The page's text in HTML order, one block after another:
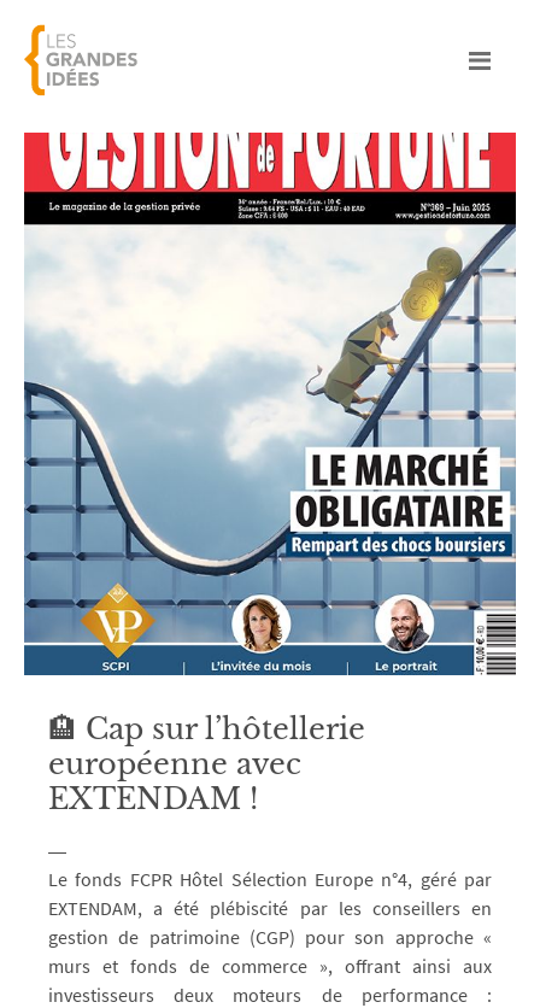
🏨 Cap sur l’hôtellerie
européenne avec
EXTENDAM !
Le fonds FCPR Hôtel Sélection Europe n°4, géré par
EXTENDAM, a été plébiscité par les conseillers en
gestion de patrimoine (CGP) pour son approche «
murs et fonds de commerce », offrant ainsi aux
investisseurs deux moteurs de performance :